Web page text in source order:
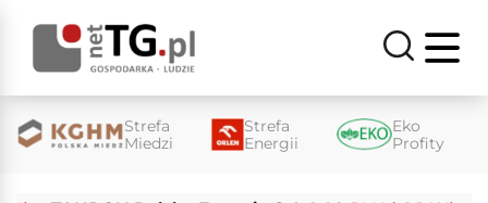
Strefa
Miedzi
Strefa
Energii
Eko
Profity